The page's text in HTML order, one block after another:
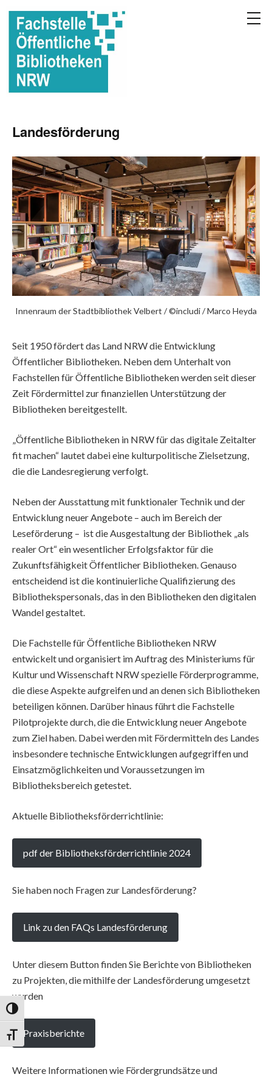
Umschalten auf hohe Kontraste
Schrift vergrößern
Landesförderung
Innenraum der Stadtbibliothek Velbert / ©includi / Marco Heyda
Seit 1950 fördert das Land NRW die Entwicklung
Öffentlicher Bibliotheken. Neben dem Unterhalt von
Fachstellen für Öffentliche Bibliotheken werden seit dieser
Zeit Fördermittel zur finanziellen Unterstützung der
Bibliotheken bereitgestellt.
„Öffentliche Bibliotheken in NRW für das digitale Zeitalter
fit machen“ lautet dabei eine kulturpolitische Zielsetzung,
die die Landesregierung verfolgt.
Neben der Ausstattung mit funktionaler Technik und der
Entwicklung neuer Angebote – auch im Bereich der
Leseförderung – ist die Ausgestaltung der Bibliothek „als
realer Ort“ ein wesentlicher Erfolgsfaktor für die
Zukunftsfähigkeit Öffentlicher Bibliotheken. Genauso
entscheidend ist die kontinuierliche Qualifizierung des
Bibliothekspersonals, das in den Bibliotheken den digitalen
Wandel gestaltet.
Die Fachstelle für Öffentliche Bibliotheken NRW
entwickelt und organisiert im Auftrag des Ministeriums für
Kultur und Wissenschaft NRW spezielle Förderprogramme,
die diese Aspekte aufgreifen und an denen sich Bibliotheken
beteiligen können. Darüber hinaus führt die Fachstelle
Pilotprojekte durch, die die Entwicklung neuer Angebote
zum Ziel haben. Dabei werden mit Fördermitteln des Landes
insbesondere technische Entwicklungen aufgegriffen und
Einsatzmöglichkeiten und Voraussetzungen im
Bibliotheksbereich getestet.
Aktuelle Bibliotheksförderrichtlinie:
pdf der Bibliotheksförderrichtlinie 2024
Sie haben noch Fragen zur Landesförderung?
Link zu den FAQs Landesförderung
Unter diesem Button finden Sie Berichte von Bibliotheken
zu Projekten, die mithilfe der Landesförderung umgesetzt
wurden
Praxisberichte
Weitere Informationen wie Fördergrundsätze und